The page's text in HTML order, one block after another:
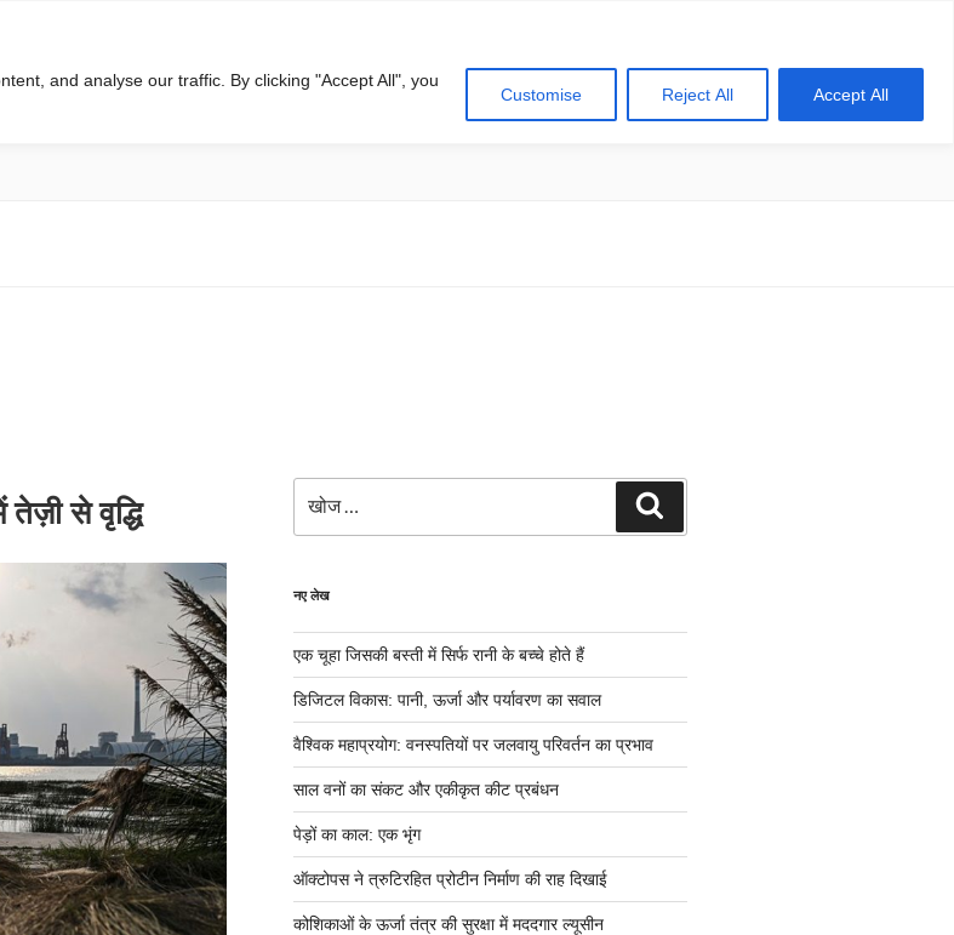
and analyse our traffic. By clicking "Accept All", you
Customise Reject All Accept All
से वृद्धि
नए लेख
एक चूहा जिसकी बस्ती में सिर्फ रानी के बच्चे होते हैं
डिजिटल विकास: पानी, ऊर्जा और पर्यावरण का सवाल
वैश्विक महाप्रयोग: वनस्पतियों पर जलवायु परिवर्तन का प्रभाव
साल वनों का संकट और एकीकृत कीट प्रबंधन
पेड़ों का काल: एक भृंग
ऑक्टोपस ने त्रुटिरहित प्रोटीन निर्माण की राह दिखाई
कोशिकाओं के ऊर्जा तंत्र की सुरक्षा में मददगार ल्यूसीन